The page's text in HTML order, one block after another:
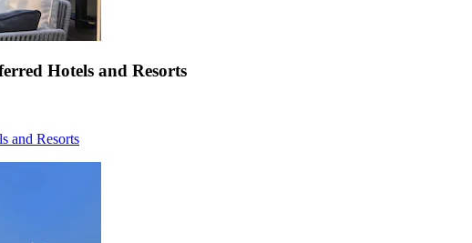
Hotels and Resorts
and Resorts